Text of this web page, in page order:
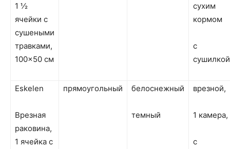
1 ½
ячейки с
сушеными
травками,
100×50 см
сухим
кормом
с
сушилкой
Eskelen
Врезная
раковина,
1 ячейка с
прямоугольный белоснежный
темный
врезной,
1 камера,
с